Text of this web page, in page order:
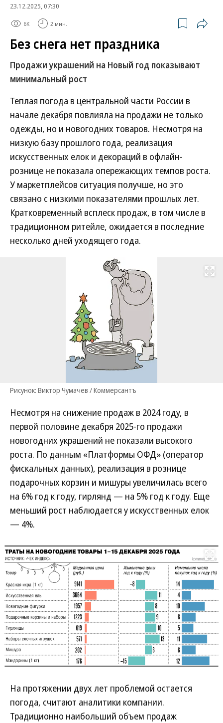
23.12.2025, 07:30
6K 2 мин.
Без снега нет праздника
Продажи украшений на Новый год показывают
минимальный рост
Теплая погода в центральной части России в
начале декабря повлияла на продажи не только
одежды, но и новогодних товаров. Несмотря на
низкую базу прошлого года, реализация
искусственных елок и декораций в офлайн-
рознице не показала опережающих темпов роста.
У маркетплейсов ситуация получше, но это
связано с низкими показателями прошлых лет.
Кратковременный всплеск продаж, в том числе в
традиционном ритейле, ожидается в последние
несколько дней уходящего года.
Развернуть
Рисунок: Виктор Чумачев / Коммерсантъ
Несмотря на снижение продаж в 2024 году, в
первой половине декабря 2025-го продажи
новогодних украшений не показали высокого
роста. По данным «Платформы ОФД» (оператор
фискальных данных), реализация в рознице
подарочных корзин и мишуры увеличилась всего
на 6% год к году, гирлянд — на 5% год к году. Еще
меньший рост наблюдается у искусственных елок
— 4%.
Развернуть
На протяжении двух лет проблемой остается
погода, считают аналитики компании.
Традиционно наибольший объем продаж